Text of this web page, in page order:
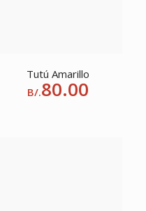
Tutú Amarillo
B/.80.00